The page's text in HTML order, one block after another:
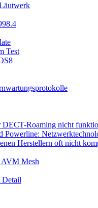
Test
Roaming nicht
Herstellern oft nicht
AVM Mesh
Detail